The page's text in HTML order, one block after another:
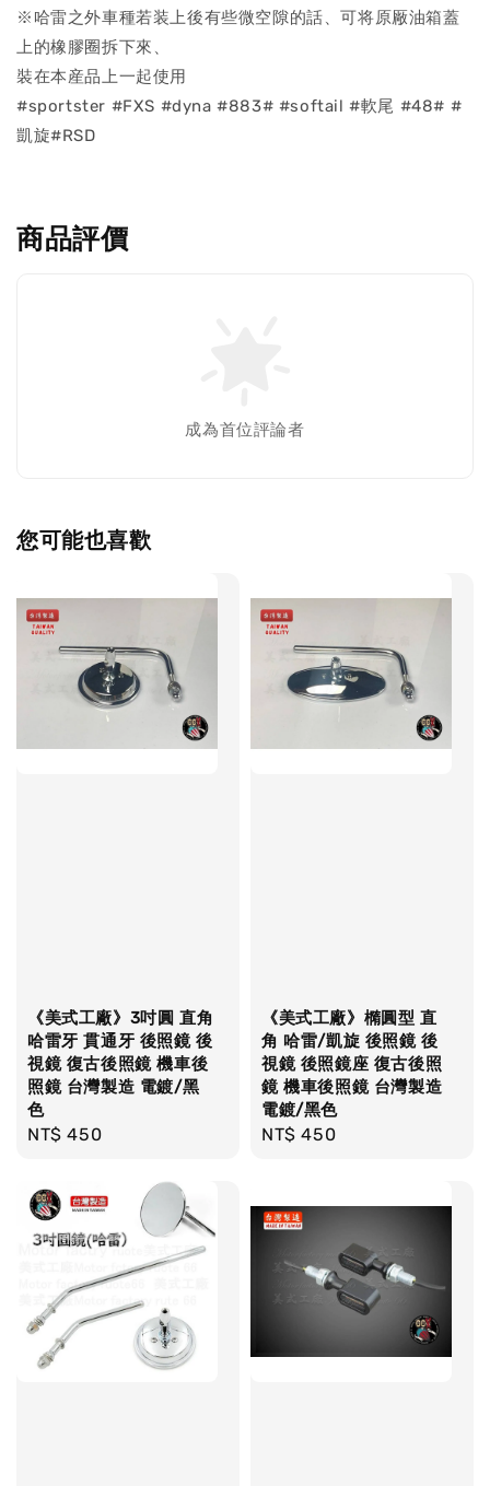
※哈雷之外車種若装上後有些微空隙的話、可将原厰油箱蓋
上的橡膠圈拆下來、
裝在本産品上一起使用
#sportster #FXS #dyna #883# #softail #軟尾 #48# #
凱旋#RSD
商品評價
成為首位評論者
您可能也喜歡
《美式工廠》3吋圓 直角
哈雷牙 貫通牙 後照鏡 後
視鏡 復古後照鏡 機車後
照鏡 台灣製造 電鍍/黑
色
Regular
NT$ 450
《美式工廠》橢圓型 直
角 哈雷/凱旋 後照鏡 後
視鏡 後照鏡座 復古後照
鏡 機車後照鏡 台灣製造
電鍍/黑色
Regular
NT$ 450